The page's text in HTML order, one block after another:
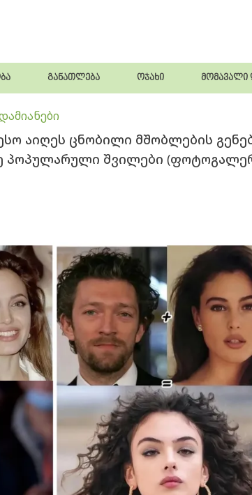
განათლება ოჯახი მომავალი
აიღეს ცნობილი მშობლების
პოპულარული შვილები